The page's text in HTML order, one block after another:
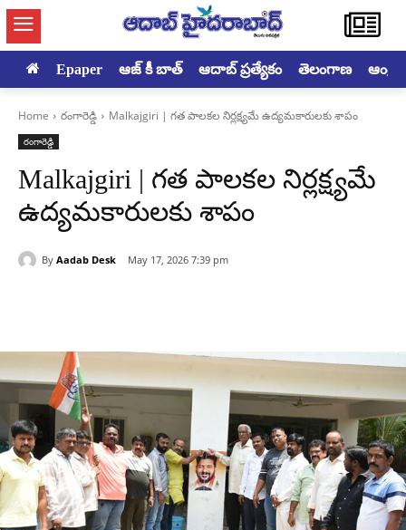
Epaper ఆజ్ కీ బాత్ ఆదాబ్ ప్రత్యేకం తెలంగాణ
Home రంగారెడ్డి Malkajgiri | గత పాలకల నిర్లక్ష్యమే ఉద్యమకారులకు శాపం
రంగారెడ్డి
Malkajgiri | గత పాలకల నిర్లక్ష్యమే
ఉద్యమకారులకు శాపం
By Aadab Desk May 17, 2026 7:39 pm